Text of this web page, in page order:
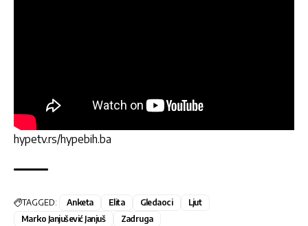
hypetv.rs/hypebih.ba
TAGGED: Anketa Elita Gledaoci
Ljut
Marko Janjušević Janjuš
Zadruga